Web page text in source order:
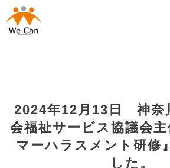
2024年12月13日 神奈
会福祉サービス協議会
マーハラスメント研修
した。